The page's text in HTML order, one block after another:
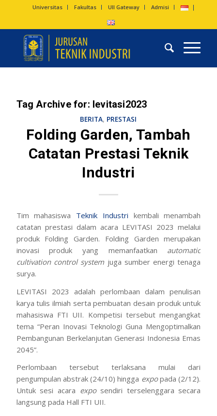
Universitas Fakultas UII Gateway Admisi
Tag Archive for: levitasi2023
BERITA, PRESTASI
Folding Garden, Tambah
Catatan Prestasi Teknik
Industri
Tim mahasiswa Teknik Industri kembali menambah
catatan prestasi dalam acara LEVITASI 2023 melalui
produk Folding Garden. Folding Garden merupakan
inovasi produk yang memanfaatkan automatic
cultivation control system juga sumber energi tenaga
surya.
LEVITASI 2023 adalah perlombaan dalam penulisan
karya tulis ilmiah serta pembuatan desain produk untuk
mahasiswa FTI UII. Kompetisi tersebut mengangkat
tema “Peran Inovasi Teknologi Guna Mengoptimalkan
Pembangunan Berkelanjutan Generasi Indonesia Emas
2045”.
Perlombaan tersebut terlaksana mulai dari
pengumpulan abstrak (24/10) hingga expopada (2/12).
Untuk sesi acara exposendiri terselenggara secara
langsung pada Hall FTI UII.